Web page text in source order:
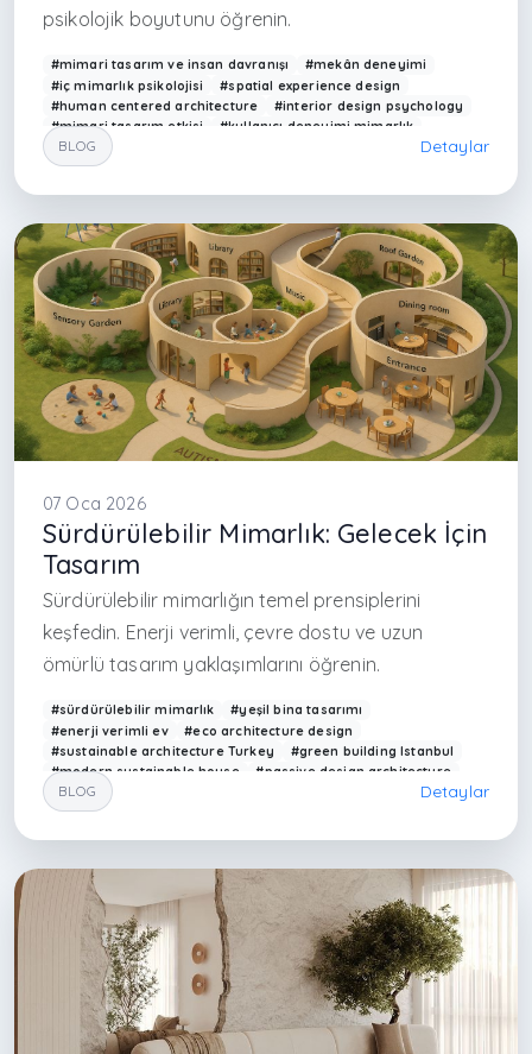
psikolojik boyutunu öğrenin.
#mimari tasarım ve insan davranışı
#mekân deneyimi
#iç mimarlık psikolojisi
#spatial experience design
#human centered architecture
#interior design psychology
#mimari tasarım etkisi
#kullanıcı deneyimi mimarlık
#iç mimar İstanbul
#architecture and behavior
#contemporary architecture Turkey
#Arkethane mimarlık
#interior designer Istanbul
#user experience design architecture
#inter
BLOG Detaylar
07 Oca 2026
Sürdürülebilir Mimarlık: Gelecek İçin
Tasarım
Sürdürülebilir mimarlığın temel prensiplerini
keşfedin. Enerji verimli, çevre dostu ve uzun
ömürlü tasarım yaklaşımlarını öğrenin.
#sürdürülebilir mimarlık
#yeşil bina tasarımı
#enerji verimli ev
#eco architecture design
#sustainable architecture Turkey
#green building Istanbul
#modern sustainable house
#passive design architecture
#çevre dostu mimarlık
#mimarlık ofisi İstanbul
#modern villa tasarımı
#Arkethane mimarlık
#future architecture design
#low energy house design
#inter
BLOG Detaylar